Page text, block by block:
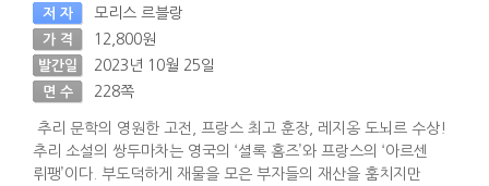
저 자 모리스 르블랑
가 격 12,800원
발간일 2023년 10월 25일
면 수 228쪽
추리 문학의 영원한 고전, 프랑스 최고 훈장, 레지옹 도뇌르 수상!
추리 소설의 쌍두마차는 영국의 ‘셜록 홈즈’와 프랑스의 ‘아르센
뤼팽’이다. 부도덕하게 재물을 모은 부자들의 재산을 훔치지만